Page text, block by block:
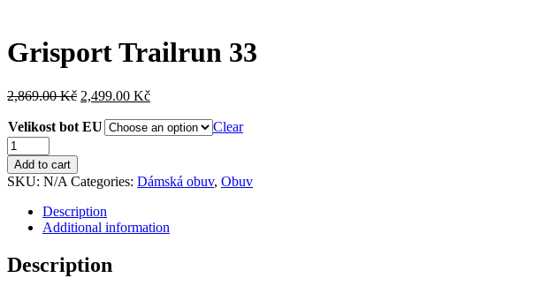
Grisport Trailrun 33
2,869.00Kč 2,499.00 Kč
Velikost bot EU
Clear
Grisport
Trailrun
33
quantity
Add to cart
SKU: N/A Categories: Dámská obuv, Obuv
Description
Additional information
Description